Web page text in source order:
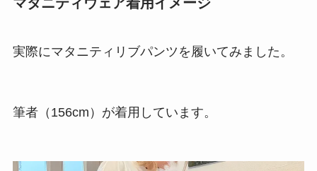
実際にマタニティリブパンツを履いてみました。
筆者（156cm）が着用しています。